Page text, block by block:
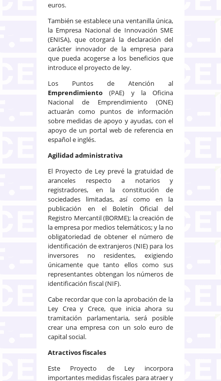
euros.
También se establece una ventanilla única,
la Empresa Nacional de Innovación SME
(ENISA), que otorgará la declaración del
carácter innovador de la empresa para
que pueda acogerse a los beneficios que
introduce el proyecto de ley.
Los Puntos de Atención al
Emprendimiento (PAE) y la Oficina
Nacional de Emprendimiento (ONE)
actuarán como puntos de información
sobre medidas de apoyo y ayudas, con el
apoyo de un portal web de referencia en
español e inglés.
Agilidad administrativa
El Proyecto de Ley prevé la gratuidad de
aranceles respecto a notarios y
registradores, en la constitución de
sociedades limitadas, así como en la
publicación en el Boletín Oficial del
Registro Mercantil (BORME); la creación de
la empresa por medios telemáticos; y la no
obligatoriedad de obtener el número de
identificación de extranjeros (NIE) para los
inversores no residentes, exigiendo
únicamente que tanto ellos como sus
representantes obtengan los números de
identificación fiscal (NIF).
Cabe recordar que con la aprobación de la
Ley Crea y Crece, que inicia ahora su
tramitación parlamentaria, será posible
crear una empresa con un solo euro de
capital social.
Atractivos fiscales
Este Proyecto de Ley incorpora
importantes medidas fiscales para atraer y